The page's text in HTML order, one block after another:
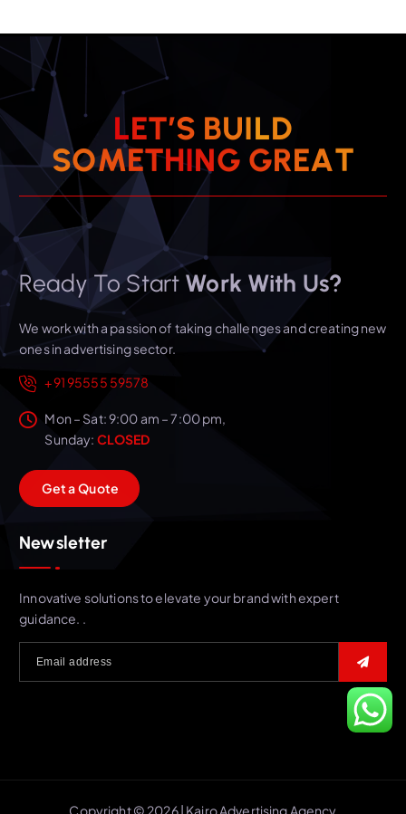
LET’S BUILD
SOMETHING GREAT
Ready To Start Work With Us?
We work with a passion of taking challenges and creating new
ones in advertising sector.
+91 95555 59578
Mon – Sat: 9:00 am – 7:00 pm,
Sunday: CLOSED
GetaQuote
Newsletter
Innovative solutions to elevate your brand with expert
guidance. .
Copyright © 2026 | Kairo Advertising Agency